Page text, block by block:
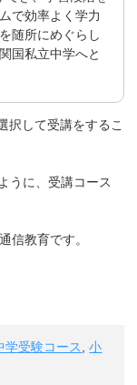
で効率よく学力
随所にめぐらし
国私立中学へと
択して受講をするこ
うに、受講コース
信教育です。
学受験コース,小